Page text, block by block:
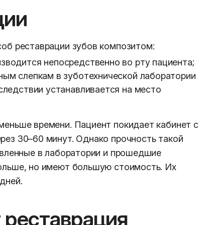
реставрации зубов композитом:
непосредственно во рту пациента;
слепкам в зуботехнической лаборатории
устанавливается на место
времени. Пациент покидает кабинет с
30–60 минут. Однако прочность такой
в лаборатории и прошедшие
но имеют большую стоимость. Их